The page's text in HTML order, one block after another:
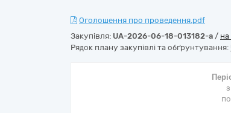
Оголошення про проведення.pdf
Закупівля: UA-2026-06-18-013182-a /
Рядок плану закупівлі та обґрунтування: